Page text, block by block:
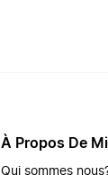
À Propos De
Qui sommes